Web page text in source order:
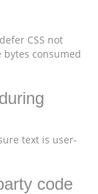
CSS not
consumed
text is user-
code